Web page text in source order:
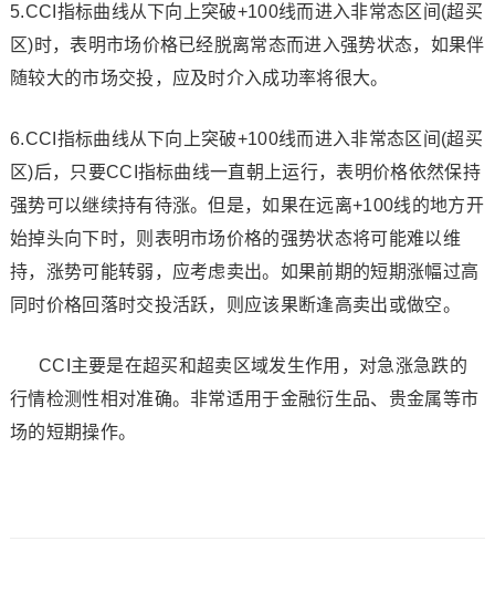
5.CCI指标曲线从下向上突破+100线而进入非常态区间(超买
区)时，表明市场价格已经脱离常态而进入强势状态，如果伴
随较大的市场交投，应及时介入成功率将很大。
6.CCI指标曲线从下向上突破+100线而进入非常态区间(超买
区)后，只要CCI指标曲线一直朝上运行，表明价格依然保持
强势可以继续持有待涨。但是，如果在远离+100线的地方开
始掉头向下时，则表明市场价格的强势状态将可能难以维
持，涨势可能转弱，应考虑卖出。如果前期的短期涨幅过高
同时价格回落时交投活跃，则应该果断逢高卖出或做空。
CCI主要是在超买和超卖区域发生作用，对急涨急跌的
行情检测性相对准确。非常适用于金融衍生品、贵金属等市
场的短期操作。